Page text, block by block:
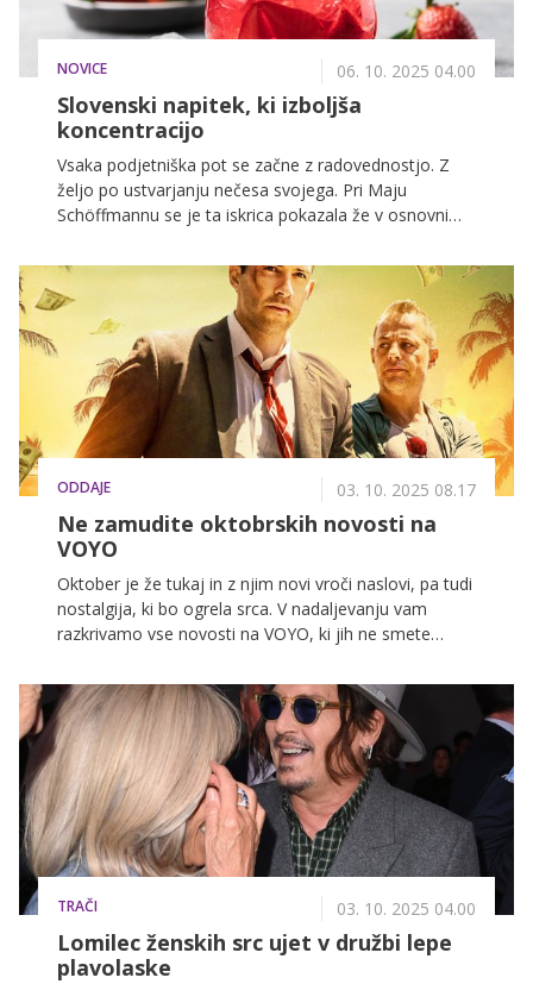
NOVICE 06. 10. 2025 04.00
Slovenski napitek, ki izboljša
koncentracijo
Vsaka podjetniška pot se začne z radovednostjo. Z
željo po ustvarjanju nečesa svojega. Pri Maju
Schöffmannu se je ta iskrica pokazala že v osnovni
razmišljati, kaj bi lahko prodajal. Namesto da bi se
zadovoljil z igricami in hobiji, je svoje zanimanje za
eksotične rastline spremenil v prvi posel. Čeprav so
mu okoliščine preprečile nadaljnje delo, so izkušnje
ostale in postale temelj, na katerem je gradil naprej.
ODDAJE 03. 10. 2025 08.17
Ne zamudite oktobrskih novosti na
VOYO
Oktober je že tukaj in z njim novi vroči naslovi, pa tudi
nostalgija, ki bo ogrela srca. V nadaljevanju vam
razkrivamo vse novosti na VOYO, ki jih ne smete
TRAČI 03. 10. 2025 04.00
Lomilec ženskih src ujet v družbi lepe
plavolaske